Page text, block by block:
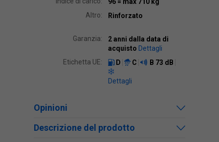
Altro:
Rinforzato
Garanzia:
2 anni dalla data di
acquisto Dettagli
Etichetta UE:
D C B 73 dB
Dettagli
Opinioni
Descrizione del prodotto